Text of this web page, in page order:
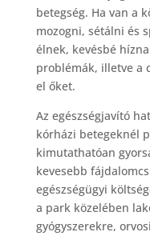
betegség. Ha van a
mozogni, sétálni és
élnek, kevésbé
problémák, illetve a
el őket.
Az egészségjavító
kórházi betegeknél
kimutathatóan
kevesebb
egészségügyi
a park közelében
gyógyszerekre,